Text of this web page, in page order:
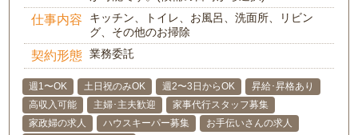
仕事内容
キッチン、トイレ、お風呂、洗面所、リビン
グ、その他のお掃除
契約形態 業務委託
週1〜OK 土日祝のみOK 週2〜3日からOK
昇給･昇格あり
高収入可能
主婦･主夫歓迎
家事代行スタッフ募集
家政婦の求人
ハウスキーパー募集
お手伝いさんの求人